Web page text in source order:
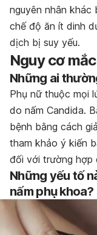
nguyên nhân khác
chế độ ăn ít dinh
dịch bị suy yếu.
Nguy cơ
Những ai
Phụ nữ thuộc mọi
do nấm Candida.
bệnh bằng cách
tham khảo ý kiến
đối với trường hợp
Những yếu tố
nấm phụ khoa?